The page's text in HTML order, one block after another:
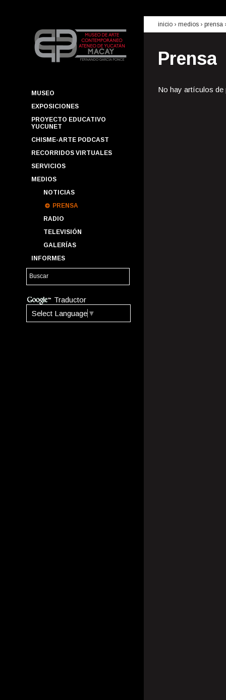
MUSEO
EXPOSICIONES
PROYECTO EDUCATIVO
YUCUNET
CHISME-ARTE PODCAST
RECORRIDOS VIRTUALES
SERVICIOS
MEDIOS
NOTICIAS
PRENSA
RADIO
TELEVISIÓN
GALERÍAS
INFORMES
Traductor
Select Language ▼
inicio › medios › prensa
Prensa
No hay artículos de